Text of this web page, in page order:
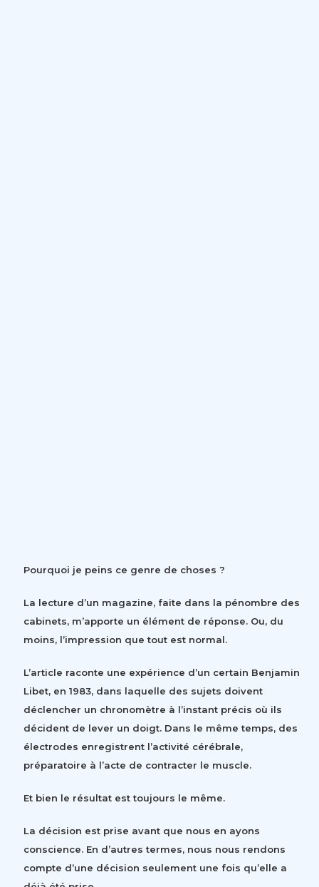
Pourquoi je peins ce genre de choses ?
La lecture d’un magazine, faite dans la pénombre des
cabinets, m’apporte un élément de réponse. Ou, du
moins, l’impression que tout est normal.
L’article raconte une expérience d’un certain Benjamin
Libet, en 1983, dans laquelle des sujets doivent
déclencher un chronomètre à l’instant précis où ils
décident de lever un doigt. Dans le même temps, des
électrodes enregistrent l’activité cérébrale,
préparatoire à l’acte de contracter le muscle.
Et bien le résultat est toujours le même.
La décision est prise avant que nous en ayons
conscience. En d’autres termes, nous nous rendons
compte d’une décision seulement une fois qu’elle a